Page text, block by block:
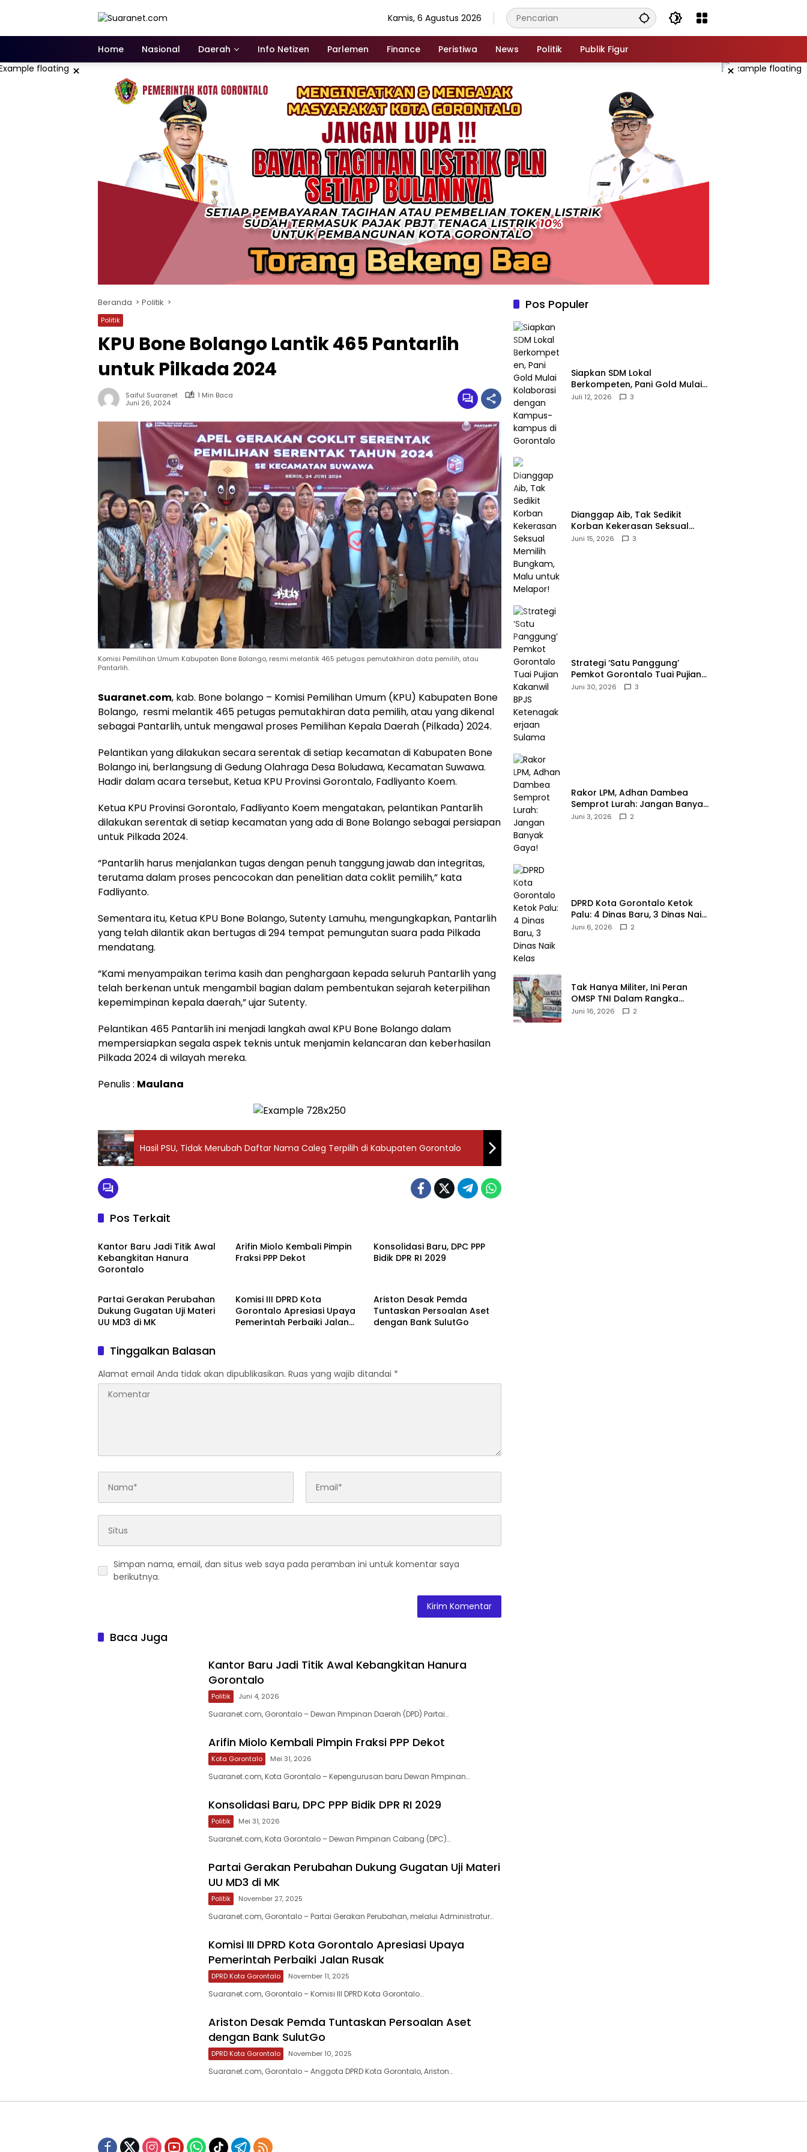
Kamis, 6 Agustus 2026
Home Nasional Daerah Info Netizen Parlemen Finance Peristiwa News Politik Publik Figur
× ×
Beranda Politik
Politik
KPU Bone Bolango Lantik 465 Pantarlih
untuk Pilkada 2024
Saiful Suaranet
1 Min Baca
Juni 26, 2024
Komisi Pemilihan Umum Kabupaten Bone Bolango, resmi melantik 465 petugas pemutakhiran data pemilih, atau
Pantarlih.
Suaranet.com, kab. Bone bolango – Komisi Pemilihan Umum (KPU) Kabupaten Bone
Bolango, resmi melantik 465 petugas pemutakhiran data pemilih, atau yang dikenal
sebagai Pantarlih, untuk mengawal proses Pemilihan Kepala Daerah (Pilkada) 2024.
Pelantikan yang dilakukan secara serentak di setiap kecamatan di Kabupaten Bone
Bolango ini, berlangsung di Gedung Olahraga Desa Boludawa, Kecamatan Suwawa.
Hadir dalam acara tersebut, Ketua KPU Provinsi Gorontalo, Fadliyanto Koem.
Ketua KPU Provinsi Gorontalo, Fadliyanto Koem mengatakan, pelantikan Pantarlih
dilakukan serentak di setiap kecamatan yang ada di Bone Bolango sebagai persiapan
untuk Pilkada 2024.
“Pantarlih harus menjalankan tugas dengan penuh tanggung jawab dan integritas,
terutama dalam proses pencocokan dan penelitian data coklit pemilih,” kata
Fadliyanto.
Sementara itu, Ketua KPU Bone Bolango, Sutenty Lamuhu, mengungkapkan, Pantarlih
yang telah dilantik akan bertugas di 294 tempat pemungutan suara pada Pilkada
mendatang.
“Kami menyampaikan terima kasih dan penghargaan kepada seluruh Pantarlih yang
telah berkenan untuk mengambil bagian dalam pembentukan sejarah keterpilihan
kepemimpinan kepala daerah,” ujar Sutenty.
Pelantikan 465 Pantarlih ini menjadi langkah awal KPU Bone Bolango dalam
mempersiapkan segala aspek teknis untuk menjamin kelancaran dan keberhasilan
Pilkada 2024 di wilayah mereka.
Penulis : Maulana
Hasil PSU, Tidak Merubah Daftar Nama Caleg Terpilih di Kabupaten Gorontalo
Pos Terkait
Politik
Kantor Baru Jadi Titik Awal
Kebangkitan Hanura
Gorontalo
Arifin Miolo Kembali Pimpin
Fraksi PPP Dekot
Konsolidasi Baru, DPC PPP
Bidik DPR RI 2029
Politik
Partai Gerakan Perubahan
Dukung Gugatan Uji Materi
UU MD3 di MK
Komisi III DPRD Kota
Gorontalo Apresiasi Upaya
Pemerintah Perbaiki Jalan
Ariston Desak Pemda
Tuntaskan Persoalan Aset
dengan Bank SulutGo
Tinggalkan Balasan
Alamat email Anda tidak akan dipublikasikan. Ruas yang wajib ditandai *
Simpan nama, email, dan situs web saya pada peramban ini untuk komentar saya
berikutnya.
Baca Juga
Kantor Baru Jadi Titik Awal Kebangkitan Hanura
Gorontalo
Politik Juni 4, 2026
Suaranet.com, Gorontalo – Dewan Pimpinan Daerah (DPD) Partai…
Arifin Miolo Kembali Pimpin Fraksi PPP Dekot
Kota Gorontalo Mei 31, 2026
Suaranet.com, Kota Gorontalo – Kepengurusan baru Dewan Pimpinan…
Konsolidasi Baru, DPC PPP Bidik DPR RI 2029
Politik Mei 31, 2026
Suaranet.com, Kota Gorontalo – Dewan Pimpinan Cabang (DPC)…
Partai Gerakan Perubahan Dukung Gugatan Uji Materi
UU MD3 di MK
Politik November 27, 2025
Suaranet.com, Gorontalo – Partai Gerakan Perubahan, melalui Administratur…
Komisi III DPRD Kota Gorontalo Apresiasi Upaya
Pemerintah Perbaiki Jalan Rusak
DPRD Kota Gorontalo November 11, 2025
Suaranet.com, Gorontalo – Komisi III DPRD Kota Gorontalo…
Ariston Desak Pemda Tuntaskan Persoalan Aset
dengan Bank SulutGo
DPRD Kota Gorontalo November 10, 2025
Suaranet.com, Gorontalo – Anggota DPRD Kota Gorontalo, Ariston…
Pos Populer
‎Siapkan SDM Lokal
Berkompeten, Pani Gold Mulai
Kolaborasi dengan Kampus-
Juli 12, 2026 3
‎Dianggap Aib, Tak Sedikit
Korban Kekerasan Seksual
Memilih Bungkam, Malu untuk
Juni 15, 2026 3
Strategi ‘Satu Panggung’
Pemkot Gorontalo Tuai Pujian
Kakanwil BPJS
Juni 30, 2026 3
‎Rakor LPM, Adhan Dambea
Semprot Lurah: Jangan Banyak
Gaya!‎
Juni 3, 2026 2
‎DPRD Kota Gorontalo Ketok
Palu: 4 Dinas Baru, 3 Dinas Naik
Kelas
Juni 6, 2026 2
‎Tak Hanya Militer, Ini Peran
OMSP TNI Dalam Rangka
Mendukung Pembangunan
Juni 16, 2026 2